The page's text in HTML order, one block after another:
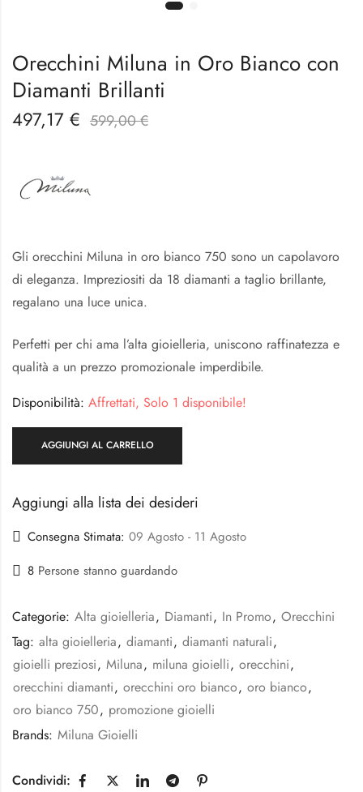
Orecchini Miluna in Oro Bianco con
Diamanti Brillanti
497,17 € 599,00€
Gli orecchini Miluna in oro bianco 750 sono un capolavoro
di eleganza. Impreziositi da 18 diamanti a taglio brillante,
regalano una luce unica.
Perfetti per chi ama l’alta gioielleria, uniscono raffinatezza e
qualità a un prezzo promozionale imperdibile.
Disponibilità: Affrettati, Solo 1 disponibile!
AGGIUNGI AL CARRELLO
Aggiungi alla lista dei desideri
Consegna Stimata: 09 Agosto - 11 Agosto
8 Persone stanno guardando
Categorie: Alta gioielleria, Diamanti, In Promo, Orecchini
Tag: alta gioielleria, diamanti, diamanti naturali,
gioielli preziosi, Miluna, miluna gioielli, orecchini,
orecchini diamanti, orecchini oro bianco, oro bianco,
oro bianco 750, promozione gioielli
Brands: Miluna Gioielli
Condividi: